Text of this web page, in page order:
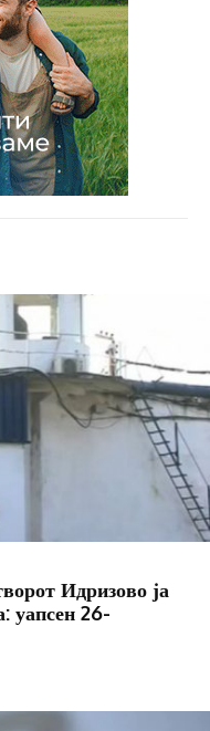
Идризово ја
уапсен 26-